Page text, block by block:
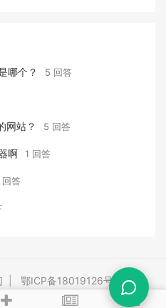
哪个？ 5 回答
网站？ 5 回答
啊 1 回答
回答
鄂ICP备18019126号-3 |
©2009-2026 tipask.com